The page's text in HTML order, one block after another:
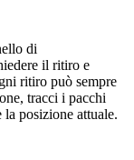
di
il ritiro e
ritiro può sempre
tracci i pacchi
la posizione attuale.